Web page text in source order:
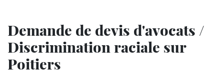
Demande de devis d'avocats /
Discrimination raciale sur
Poitiers